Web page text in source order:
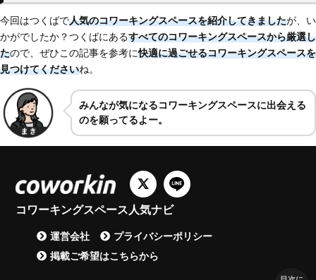
今回はつくばで人気のコワーキングスペースを紹介してきましたが、い
かがでしたか？つくばにあるすべてのコワーキングスペースから厳選し
たので、ぜひこの記事を参考に快適に過ごせるコワーキングスペースを
見つけてくださいね。
みんなが気になるコワーキングスペースに出会える
のを願ってるよー。
コワーキングスペース人気ナビ
運営会社
プライバシーポリシー
掲載ご希望はこちらから